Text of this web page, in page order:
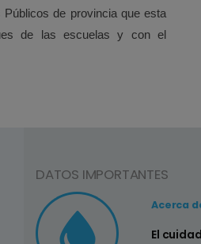
de provincia que esta
de las escuelas y con el
Consejo Nº3
Controlar
DATOS IMPORTANTES
Acerca
El